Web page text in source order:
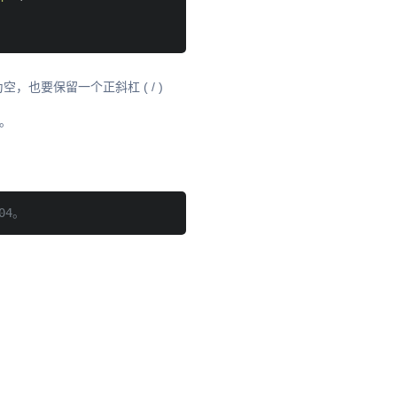
，也要保留一个正斜杠 ( / )